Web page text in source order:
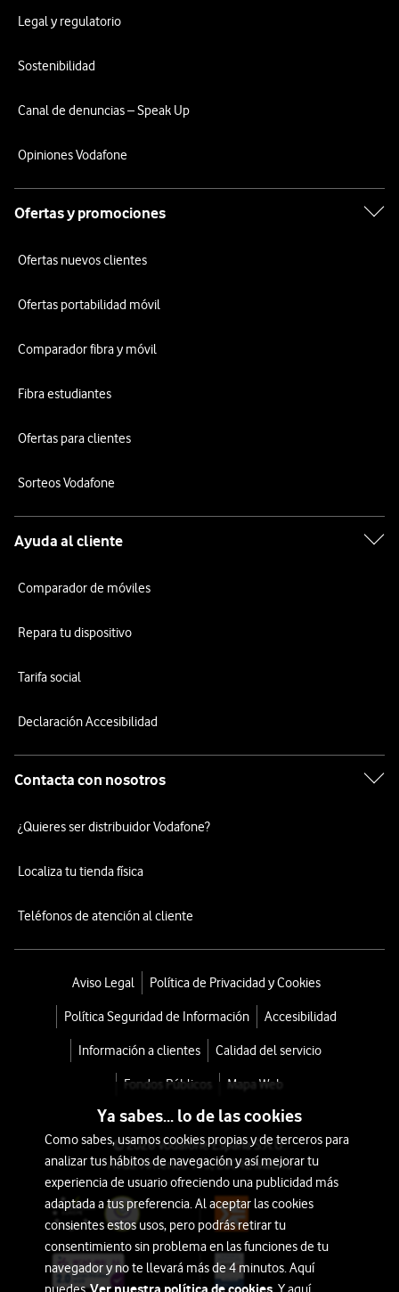
Legal y regulatorio
Sostenibilidad
Canal de denuncias – Speak Up
Opiniones Vodafone
Ofertas y promociones
Ofertas nuevos clientes
Ofertas portabilidad móvil
Comparador fibra y móvil
Fibra estudiantes
Ofertas para clientes
Sorteos Vodafone
Ayuda al cliente
Comparador de móviles
Repara tu dispositivo
Tarifa social
Declaración Accesibilidad
Contacta con nosotros
¿Quieres ser distribuidor Vodafone?
Localiza tu tienda física
Teléfonos de atención al cliente
Aviso Legal Política de Privacidad y Cookies
Política Seguridad de Información Accesibilidad
Información a clientes Calidad del servicio
Fondos Públicos Mapa Web
© 2026 Vodafone España S.A.U.
Avda. América 115, 28042 Madrid
Ya sabes... lo de las cookies
Como sabes, usamos cookies propias y de terceros para
analizar tus hábitos de navegación y así mejorar tu
experiencia de usuario ofreciendo una publicidad más
adaptada a tus preferencia. Al aceptar las cookies
consientes estos usos, pero podrás retirar tu
consentimiento sin problema en las funciones de tu
navegador y no te llevará más de 4 minutos. Aquí